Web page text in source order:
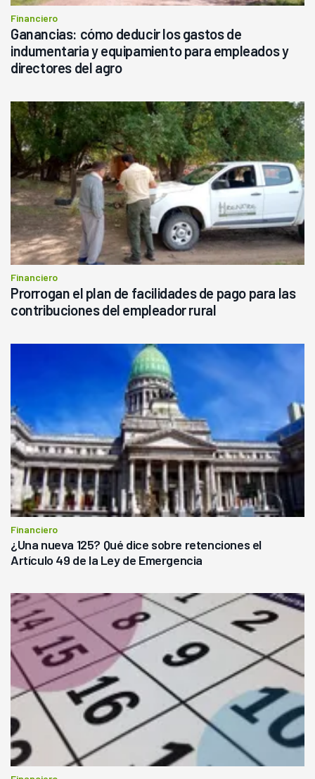
Financiero
Ganancias: cómo deducir los gastos de
indumentaria y equipamiento para empleados y
directores del agro
Financiero
Prorrogan el plan de facilidades de pago para las
contribuciones del empleador rural
Financiero
¿Una nueva 125? Qué dice sobre retenciones el
Artículo 49 de la Ley de Emergencia